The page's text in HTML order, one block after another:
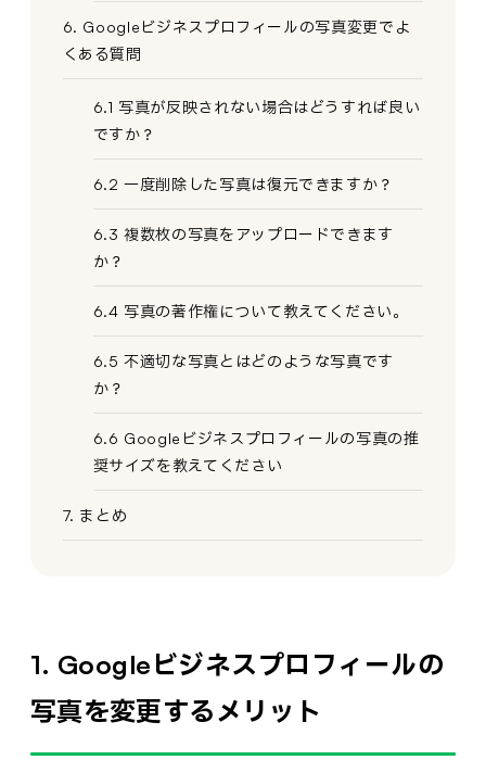
6. Googleビジネスプロフィールの写真変更でよ
くある質問
6.1 写真が反映されない場合はどうすれば良い
ですか？
6.2 一度削除した写真は復元できますか？
6.3 複数枚の写真をアップロードできます
か？
6.4 写真の著作権について教えてください。
6.5 不適切な写真とはどのような写真です
か？
6.6 Googleビジネスプロフィールの写真の推
奨サイズを教えてください
7. まとめ
1. Googleビジネスプロフィールの
写真を変更するメリット